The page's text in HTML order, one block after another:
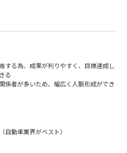
する為、成果が判りやすく、目標達成し
る
係者が多いため、幅広く人脈形成ができ
当たりの取扱い金額が大きい為、責任
あるが、充実した社内教育メニューや社
り、自身のスキルアップが可能
自動車業界がベスト）